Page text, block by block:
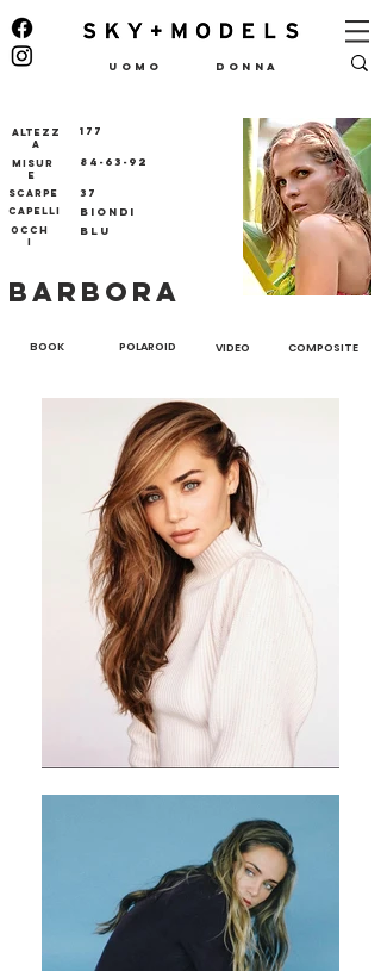
UOMO DONNA
BARBORA
ALTEZZ
A
MISUR
E
177
84-63-92
SCARPE 37
CAPELLI biondi
OCCH
I
blu
BOOK POLAROID VIDEO COMPOSITE